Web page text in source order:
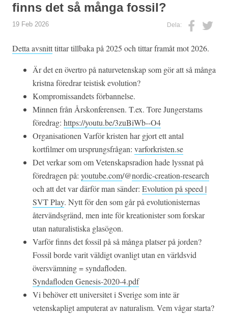
finns det så många fossil?
Dela:
19 Feb 2026
Detta avsnitttittar tillbaka på 2025 och tittar framåt mot 2026.
Är det en övertro på naturvetenskap som gör att så många
kristna föredrar teistisk evolution?
Kompromissandets förbannelse.
Minnen från Årskonferensen. T.ex. Tore Jungerstams
föredrag: https://youtu.be/3zuBiWb--O4
Organisationen Varför kristen har gjort ett antal
kortfilmer om ursprungsfrågan: varforkristen.se
Det verkar som om Vetenskapsradion hade lyssnat på
föredragen på: youtube.com/@nordic-creation-research
och att det var därför man sänder: Evolution på speed |
SVT Play. Nytt för den som går på evolutionisternas
återvändsgränd, men inte för kreationister som forskar
utan naturalistiska glasögon.
Varför finns det fossil på så många platser på jorden?
Fossil borde varit väldigt ovanligt utan en världsvid
översvämning = syndafloden.
Syndafloden Genesis-2020-4.pdf
Vi behöver ett universitet i Sverige som inte är
vetenskapligt amputerat av naturalism. Vem vågar starta?